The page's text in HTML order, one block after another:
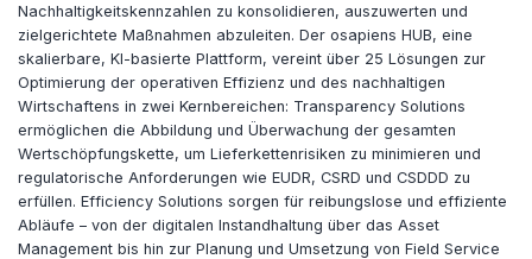
Nachhaltigkeitskennzahlen zu konsolidieren, auszuwerten und
zielgerichtete Maßnahmen abzuleiten. Der osapiens HUB, eine
skalierbare, KI-basierte Plattform, vereint über 25 Lösungen zur
Optimierung der operativen Effizienz und des nachhaltigen
Wirtschaftens in zwei Kernbereichen: Transparency Solutions
ermöglichen die Abbildung und Überwachung der gesamten
Wertschöpfungskette, um Lieferkettenrisiken zu minimieren und
regulatorische Anforderungen wie EUDR, CSRD und CSDDD zu
erfüllen. Efficiency Solutions sorgen für reibungslose und effiziente
Abläufe – von der digitalen Instandhaltung über das Asset
Management bis hin zur Planung und Umsetzung von Field Service